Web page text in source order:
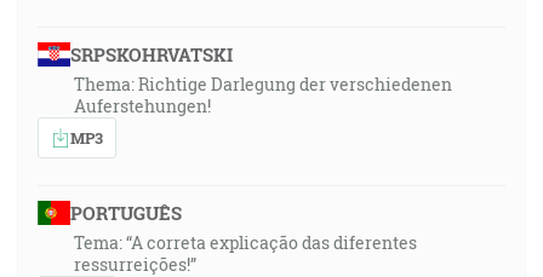
SRPSKOHRVATSKI
Thema: Richtige Darlegung der verschiedenen
Auferstehungen!
MP3
PORTUGUÊS
Tema: “A correta explicação das diferentes
ressurreições!”